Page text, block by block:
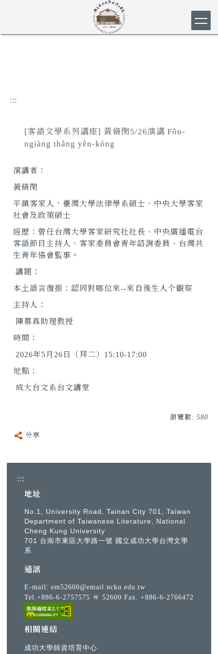
要
:::
[客語文學系列講座] 黃脩閔5/26演講 Fôn-
ngiàng thâng yên-kóng
演講者：
黃脩閔
平鎮客家人，臺灣大學法律學系碩士、中央大學客家
社會及政策碩士
經歷：曾任台灣大學客家研究社社長、中央廣播電台
客語節目主持人、客家委員會青年諮詢委員、台灣共
生青年協會監事。
講題：
本土語言復振：認同對哪位來--來自後生人个觀察
主持人：
陳慕真助理教授
時間：
2026年5月 26 日（拜二） 15:10-17:00
地點：
成大台文系台文講堂
瀏覽數: 580
分享
:::
地址
No.1, University Road, Tainan City 701, Taiwan
Department of Taiwanese Literature, National
Cheng Kung University
701 台南市東區大學路一號 國立成功大學台灣文學
系
通訊
E-mail: em52600@email.ncku.edu.tw
Tel.+886-6-2757575 ＃ 52600 Fax. +886-6-2766472
相關連結
成功大學師資培育中心